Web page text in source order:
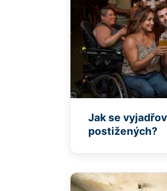
Jak se
postižených?